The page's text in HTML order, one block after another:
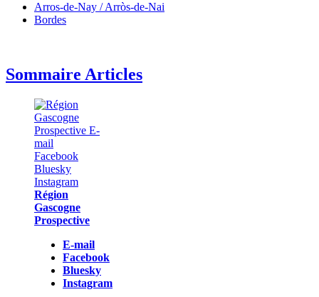
Arros-de-Nay / Arròs-de-Nai
Bordes
Sommaire Articles
Région
Gascogne
Prospective
E-mail
Facebook
Bluesky
Instagram